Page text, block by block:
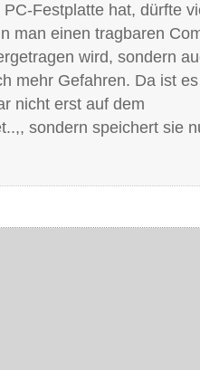
Festplatte hat, dürfte
man einen tragbaren
wird, sondern
mehr Gefahren. Da ist
nicht erst auf dem
sondern speichert sie